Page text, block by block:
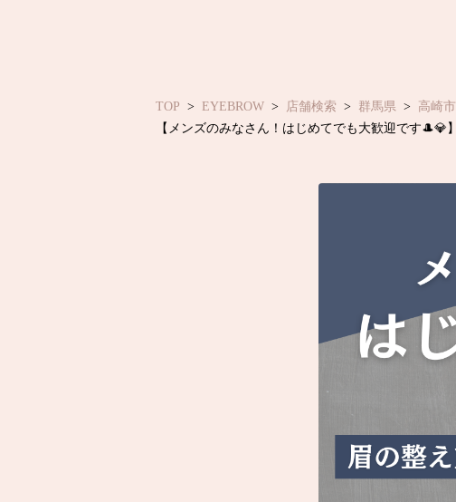
TOP EYEBROW 店舗検索 群馬県 高崎市
【メンズのみなさん！はじめてでも大歓迎です🎩💎】